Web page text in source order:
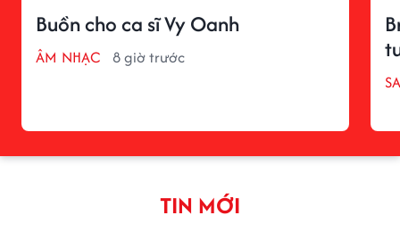
Buồn cho ca sĩ Vy Oanh
ÂM NHẠC 8 giờ trước
TIN MỚI